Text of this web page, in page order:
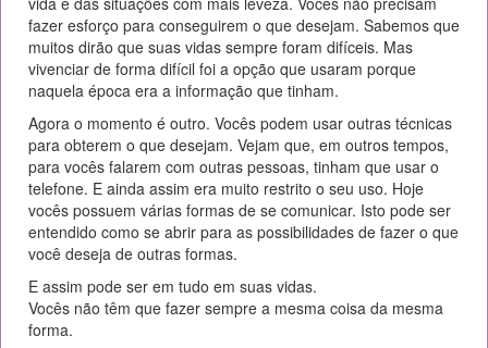
fazer esforço para conseguirem o que desejam. Sabemos que
muitos dirão que suas vidas sempre foram difíceis. Mas
vivenciar de forma difícil foi a opção que usaram porque
naquela época era a informação que tinham.
Agora o momento é outro. Vocês podem usar outras técnicas
para obterem o que desejam. Vejam que, em outros tempos,
para vocês falarem com outras pessoas, tinham que usar o
telefone. E ainda assim era muito restrito o seu uso. Hoje
vocês possuem várias formas de se comunicar. Isto pode ser
entendido como se abrir para as possibilidades de fazer o que
você deseja de outras formas.
E assim pode ser em tudo em suas vidas.
Vocês não têm que fazer sempre a mesma coisa da mesma
forma.